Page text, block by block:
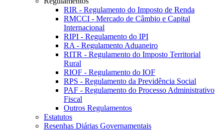
RIR - Regulamento do Imposto de Renda
RMCCI - Mercado de Câmbio e Capital
Internacional
RIPI - Regulamento do IPI
RA - Regulamento Aduaneiro
RITR - Regulamento do Imposto Territorial
Rural
RIOF - Regulamento do IOF
RPS - Regulamento da Previdência Social
PAF - Regulamento do Processo Administrativo
Fiscal
Outros Regulamentos
Estatutos
Resenhas Diárias Governamentais